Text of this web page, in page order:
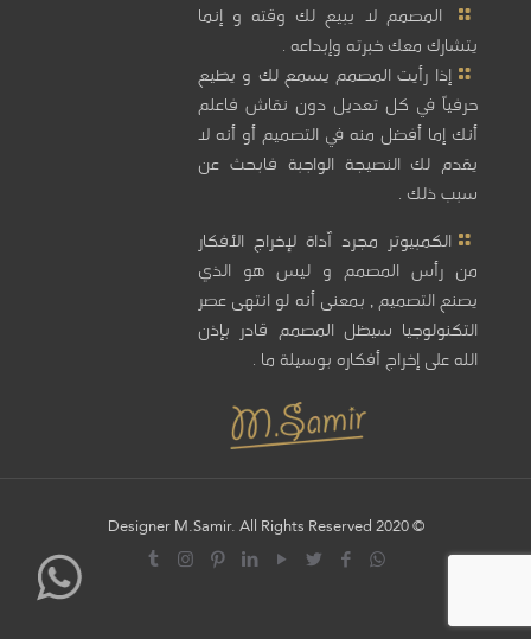
المصمم لا يبيع لك وقته و إنما
يتشارك معك خبرته وإبداعه .
إذا رأيت المصمم يسمع لك و يطيع
حرفياً في كل تعديل دون نقاش فاعلم
أنك إما أفضل منه في التصميم أو أنه لا
يقدم لك النصيجة الواجبة فابحث عن
سبب ذلك .
الكمبيوتر مجرد آداة لإخراج الأفكار
من رأس المصمم و ليس هو الذي
يصنع التصميم , بمعنى أنه لو انتهى عصر
التكنولوجيا سيظل المصمم قادر بإذن
الله على إخراج أفكاره بوسيلة ما .
© 2020 Designer M.Samir. All Rights Reserved